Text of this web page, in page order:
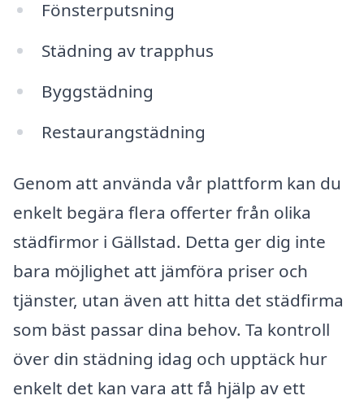
Fönsterputsning
Städning av trapphus
Byggstädning
Restaurangstädning
Genom att använda vår plattform kan du
enkelt begära flera offerter från olika
städfirmor i Gällstad. Detta ger dig inte
bara möjlighet att jämföra priser och
tjänster, utan även att hitta det städfirma
som bäst passar dina behov. Ta kontroll
över din städning idag och upptäck hur
enkelt det kan vara att få hjälp av ett